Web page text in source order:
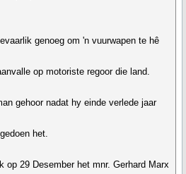
genoeg om 'n vuurwapen te hê
op motoriste regoor die land.
gehoor nadat hy einde verlede jaar
het.
op 29 Desember het mnr. Gerhard Marx